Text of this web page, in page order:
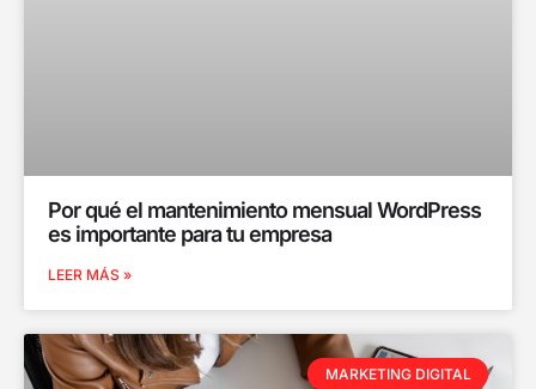
Por qué el mantenimiento mensual WordPress
es importante para tu empresa
LEER MÁS »
MARKETING DIGITAL